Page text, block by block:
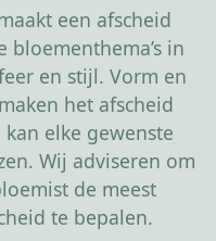
een afscheid
in
en stijl. Vorm en
het afscheid
elke gewenste
Wij adviseren om
de meest
te bepalen.